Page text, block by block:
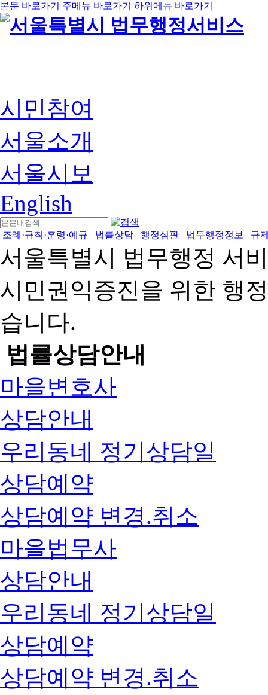
본문 바로가기 주메뉴 바로가기 하위메뉴 바로가기
시민참여
서울소개
서울시보
English
조례·규칙·훈령·예규 법률상담 행정심판 법무행정정보 규
서울특별시 법무행정 서
시민권익증진을 위한 행
습니다.
법률상담안내
마을변호사
상담안내
우리동네 정기상담일
상담예약
상담예약 변경.취소
마을법무사
상담안내
우리동네 정기상담일
상담예약
상담예약 변경.취소